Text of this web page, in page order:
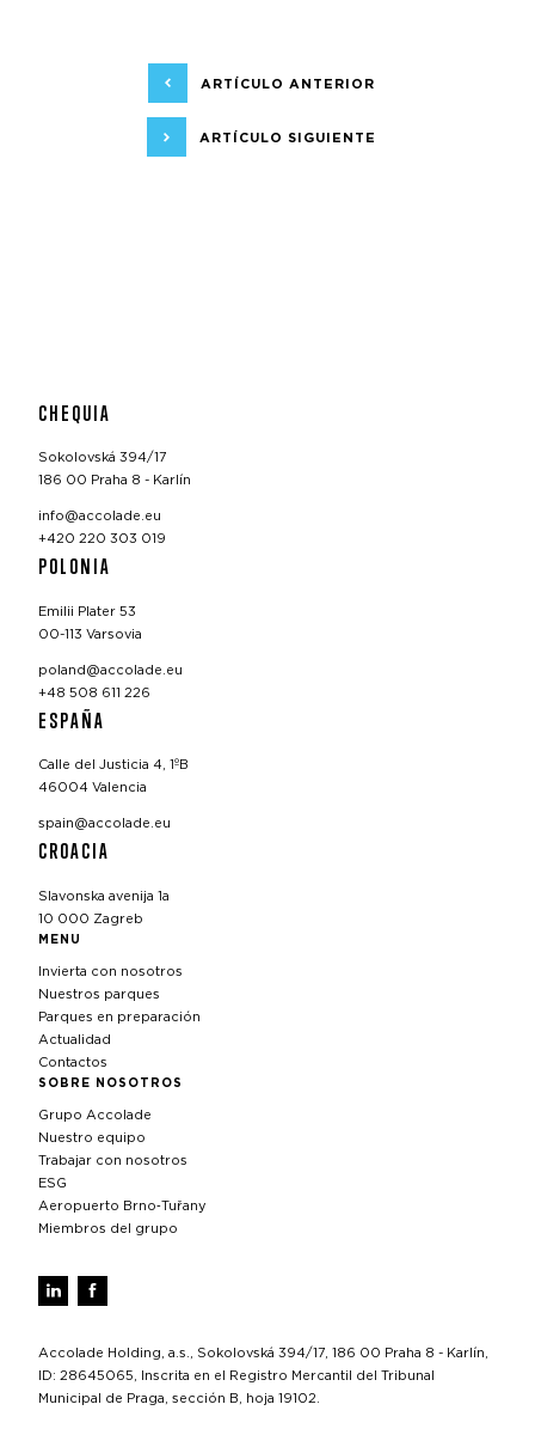
ARTÍCULO ANTERIOR
ARTÍCULO SIGUIENTE
CHEQUIA
Sokolovská 394/17
186 00 Praha 8 - Karlín
info@accolade.eu
+420 220 303 019
POLONIA
Emilii Plater 53
00-113 Varsovia
poland@accolade.eu
+48 508 611 226
ESPAÑA
Calle del Justicia 4, 1ºB
46004 Valencia
spain@accolade.eu
CROACIA
Slavonska avenija 1a
10 000 Zagreb
MENU
Invierta con nosotros
Nuestros parques
Parques en preparación
Actualidad
Contactos
SOBRE NOSOTROS
Grupo Accolade
Nuestro equipo
Trabajar con nosotros
ESG
Aeropuerto Brno‑Tuřany
Miembros del grupo
Accolade Holding, a.s., Sokolovská 394/17, 186 00 Praha 8 - Karlín,
ID: 28645065, Inscrita en el Registro Mercantil del Tribunal
Municipal de Praga, sección B, hoja 19102.